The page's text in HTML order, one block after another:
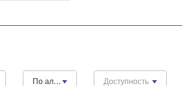
По алфавиту Доступность